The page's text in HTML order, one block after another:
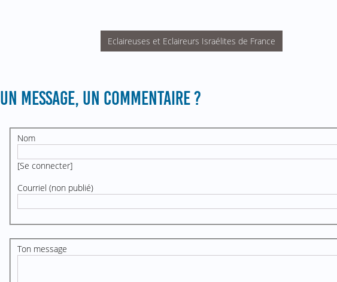
Eclaireuses et Eclaireurs Israélites de France
UN MESSAGE, UN COMMENTAIRE ?
Nom
[Se connecter]
Courriel (non publié)
Ton message